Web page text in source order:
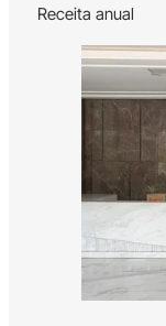
Receita anual